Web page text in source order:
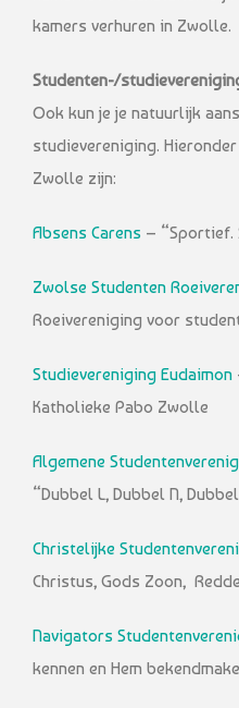
kamers verhuren in Zwolle.
Studenten-/
Ook kun je je natuurlijk
studievereniging.
Zwolle zijn:
Absens Carens – “Sportief.
Zwolse Studenten
Roeivereniging voor
Studievereniging Eudaimon
Katholieke Pabo Zwolle
Algemene
“Dubbel L, Dubbel N,
Christelijke
Christus, Gods Zoon,
Navigators
kennen en Hem